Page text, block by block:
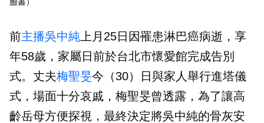
前主播吳中純 上月25日因罹患淋巴癌病逝，享
年58歲，家屬日前於台北市懷愛館完成告別
式。丈夫梅聖旻今（30）日與家人舉行進塔儀
式，場面十分哀戚，梅聖旻曾透露，為了讓高
齡岳母方便探視，最終決定將吳中純的骨灰安